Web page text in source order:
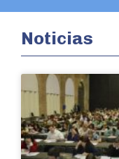
Noticias